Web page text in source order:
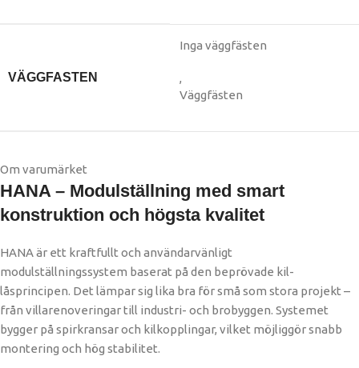
VÄGGFASTEN
Inga väggfästen
,
Väggfästen
Om varumärket
HANA – Modulställning med smart
konstruktion och högsta kvalitet
HANA är ett kraftfullt och användarvänligt
modulställningssystem baserat på den beprövade kil-
låsprincipen. Det lämpar sig lika bra för små som stora projekt –
från villarenoveringar till industri- och brobyggen. Systemet
bygger på spirkransar och kilkopplingar, vilket möjliggör snabb
montering och hög stabilitet.